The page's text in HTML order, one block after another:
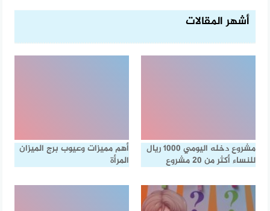
أشهر المقالات
مشروع دخله اليومي 1000 ريال
للنساء أكثر من 20 مشروع
أهم مميزات وعيوب برج الميزان
المرأة